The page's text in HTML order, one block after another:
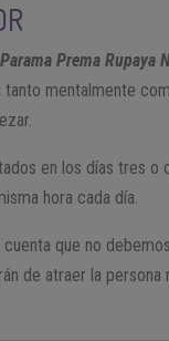
Prema Rupaya
tanto mentalmente
en los días tres o
hora cada día.
que no
de atraer la persona